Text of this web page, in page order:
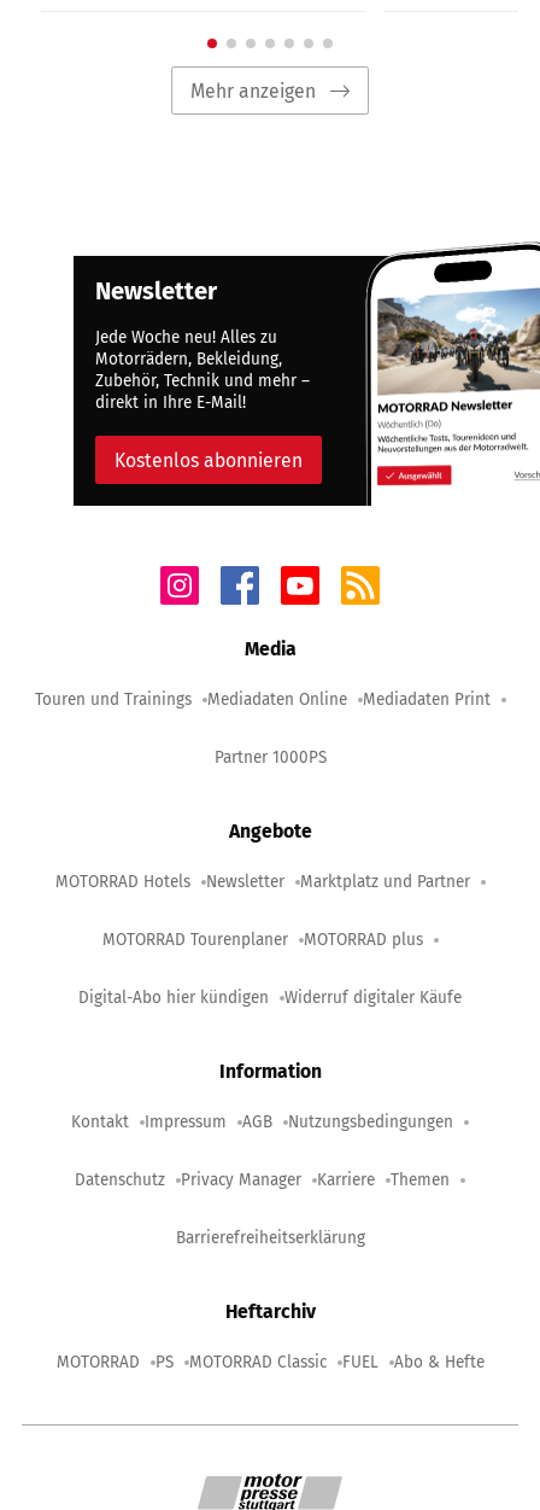
Mehr anzeigen
Newsletter
Jede Woche neu! Alles zu
Motorrädern, Bekleidung,
Zubehör, Technik und mehr –
direkt in Ihre E-Mail!
Kostenlos abonnieren
Media
Touren und Trainings Mediadaten Online Mediadaten Print
Partner 1000PS
Angebote
MOTORRAD Hotels Newsletter Marktplatz und Partner
MOTORRAD Tourenplaner MOTORRAD plus
Digital-Abo hier kündigen Widerruf digitaler Käufe
Information
Kontakt Impressum AGB Nutzungsbedingungen
Datenschutz Privacy Manager Karriere Themen
Barrierefreiheitserklärung
Heftarchiv
MOTORRAD PS MOTORRAD Classic FUEL Abo & Hefte